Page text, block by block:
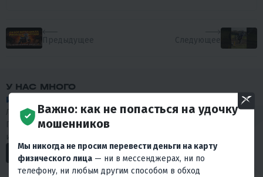
Предыдущее Следующее
У НАС МНОГО
ИНТЕРЕСНОГО КОНТЕНТА
Любишь драйв и интересуешься мототехникой?
Подписывайся на наши социальные сети. У нас много
интересного.
Важно: как не попасться на удочку
мошенников
Мы никогда не просим перевести деньги на карту
физического лица — ни в мессенджерах, ни по
телефону, ни любым другим способом в обход